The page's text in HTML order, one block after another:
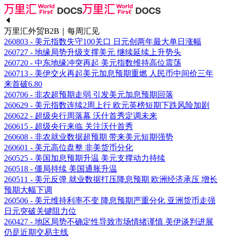
万里汇外贸B2B｜每周汇见
260803 - 美元指数失守100关口 日元创两年最大单日涨幅
260727 - 地缘局势升级支撑美元 继续延续上升势头
260720 - 中东地缘冲突再起 美元指数维持高位震荡
260713 - 美伊交火再起美元加息预期重燃 人民币中间价三年
来首破6.80
260706 - 非农超预期走弱 引发美元加息预期回落
260629 - 美元指数连续2周上行 欧元英榜短期下跌风险加剧
260622 - 超级央行周落幕 沃什首秀定调未来
260615 - 超级央行来临 关注沃什首秀
260608 - 非农就业数据超预期 带来美元短期强势
260601 - 美元高位盘整 非美货币分化
260525 - 美国加息预期升温 美元支撑动力持续
260518 - 僵局持续 美国通胀升温
260511 - 美元反弹 就业数据打压降息预期 欧洲经济承压 增长
预期大幅下调
260506 - 美元维持利率不变 降息预期严重分化 亚洲货币走强
日元突破关键阻力位
260427 - 地区局势不确定性导致市场情绪谨慎 美伊谈判进展
仍是近期交易主线